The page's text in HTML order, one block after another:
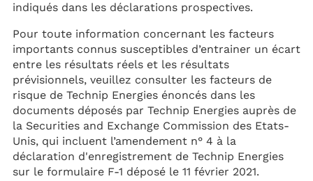
indiqués dans les déclarations prospectives.
Pour toute information concernant les facteurs
importants connus susceptibles d’entrainer un écart
entre les résultats réels et les résultats
prévisionnels, veuillez consulter les facteurs de
risque de Technip Energies énoncés dans les
documents déposés par Technip Energies auprès de
la Securities and Exchange Commission des Etats-
Unis, qui incluent l’amendement n° 4 à la
déclaration d'enregistrement de Technip Energies
sur le formulaire F-1 déposé le 11 février 2021.